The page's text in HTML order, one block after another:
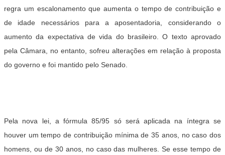
regra um escalonamento que aumenta o tempo de contribuição e
de idade necessários para a aposentadoria, considerando o
aumento da expectativa de vida do brasileiro. O texto aprovado
pela Câmara, no entanto, sofreu alterações em relação à proposta
do governo e foi mantido pelo Senado.
Pela nova lei, a fórmula 85/95 só será aplicada na íntegra se
houver um tempo de contribuição mínima de 35 anos, no caso dos
homens, ou de 30 anos, no caso das mulheres. Se esse tempo de